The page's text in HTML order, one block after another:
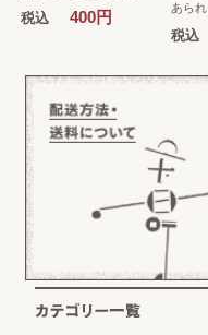
税込 400円
あられ
税込